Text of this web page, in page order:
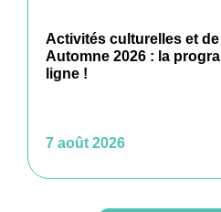
Activités culturelles et
Automne 2026 : la
ligne !
7 août 2026